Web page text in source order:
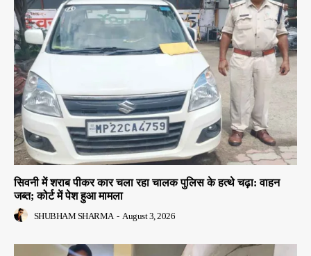
सिवनी में शराब पीकर कार चला रहा चालक पुलिस के हत्थे चढ़ा: वाहन
जब्त; कोर्ट में पेश हुआ मामला
SHUBHAM SHARMA - August 3, 2026